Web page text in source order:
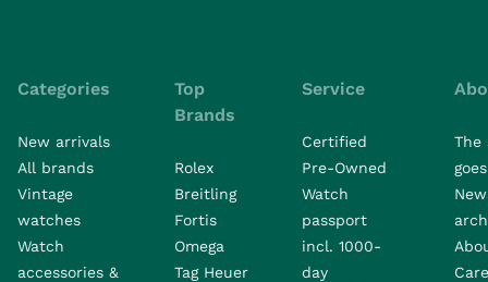
Categories
New arrivals
All brands
Vintage
watches
Watch
accessories &
Top
Brands
Rolex
Breitling
Fortis
Omega
Tag Heuer
Service
Certified
Pre-Owned
Watch
passport
incl. 1000-
day
The